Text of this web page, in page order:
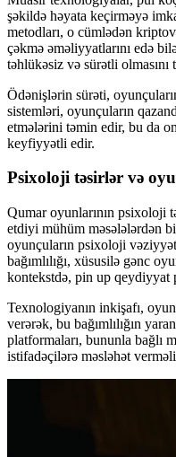
şəkildə həyata keçirməyə
metodları, o cümlədən
çəkmə əməliyyatlarını edə
təhlükəsiz və sürətli olmasını
Ödənişlərin sürəti,
sistemləri, oyunçuların
etmələrini təmin edir, bu da
keyfiyyətli edir.
Psixoloji təsirlər və
Qumar oyunlarının psixoloji
etdiyi mühüm məsələlərdən
oyunçuların psixoloji
bağımlılığı, xüsusilə gənc
kontekstdə, pin up qeydiyyat
Texnologiyanın inkişafı,
verərək, bu bağımlılığın
platformaları, bununla bağlı
istifadəçilərə məsləhət